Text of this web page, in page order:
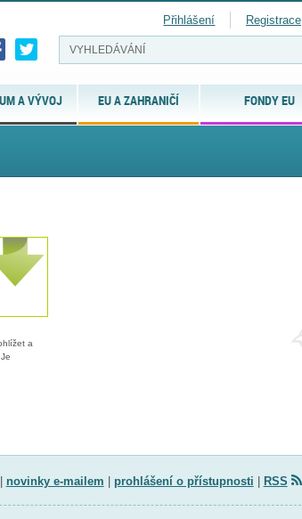
A VÝVOJ EU A ZAHRANIČÍ FONDY EU
Přihlášení Registrace
a
novinky e-mailem prohlášení o přístupnosti RSS